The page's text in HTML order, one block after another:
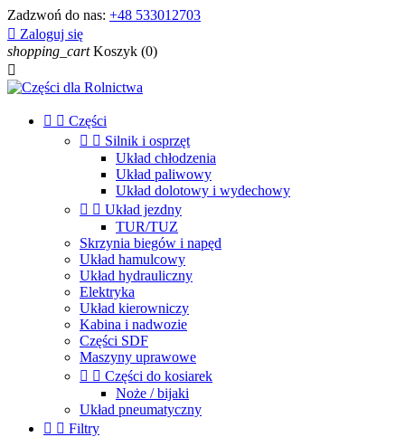
Zadzwoń do nas: +48 533012703
 Zaloguj się
shopping_cart Koszyk (0)

  Części
  Silnik i osprzęt
Układ chłodzenia
Układ paliwowy
Układ dolotowy i wydechowy
  Układ jezdny
TUR/TUZ
Skrzynia biegów i napęd
Układ hamulcowy
Układ hydrauliczny
Elektryka
Układ kierowniczy
Kabina i nadwozie
Części SDF
Maszyny uprawowe
  Części do kosiarek
Noże / bijaki
Układ pneumatyczny
  Filtry